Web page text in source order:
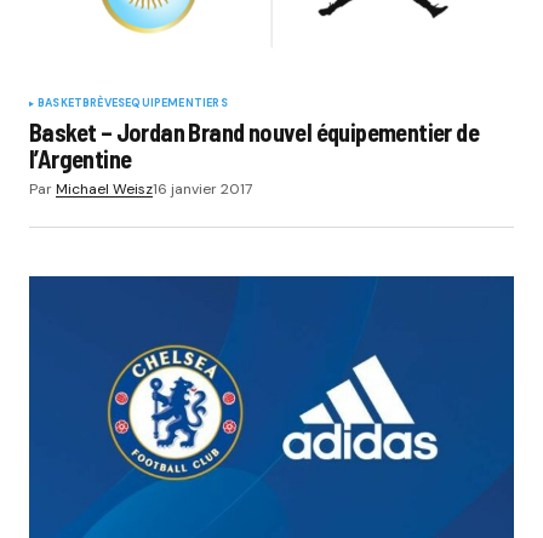
BASKETBRÈVESEQUIPEMENTIERS
Basket – Jordan Brand nouvel équipementier de
l’Argentine
ParMichael Weisz16 janvier 2017